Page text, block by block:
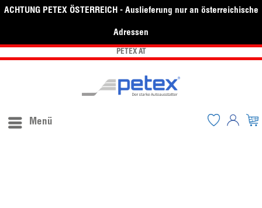
ACHTUNG PETEX ÖSTERREICH - Auslieferung nur an österreichische
Adressen
PETEX AT
Menü